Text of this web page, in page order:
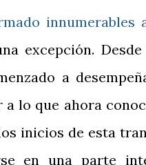
innumerables
excepción.
a
lo que ahora
inicios de esta
en una parte